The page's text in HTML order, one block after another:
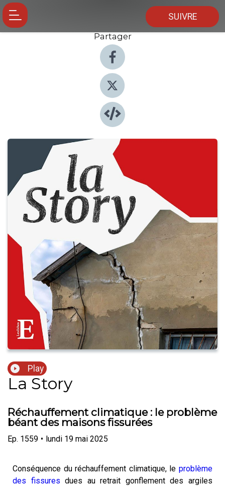
SUIVRE
Partager
Play
La Story
Réchauffement climatique : le problème
béant des maisons fissurées
Ep. 1559 • lundi 19 mai 2025
Conséquence du réchauffement climatique, le problème
des fissures dues au retrait gonflement des argiles